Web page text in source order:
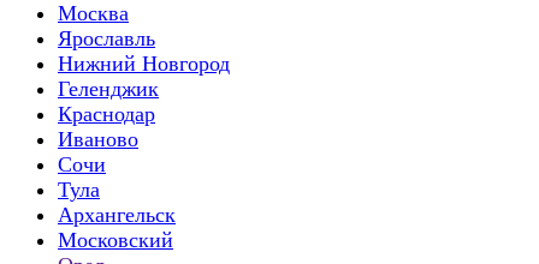
Москва
Ярославль
Нижний Новгород
Геленджик
Краснодар
Иваново
Сочи
Тула
Архангельск
Московский